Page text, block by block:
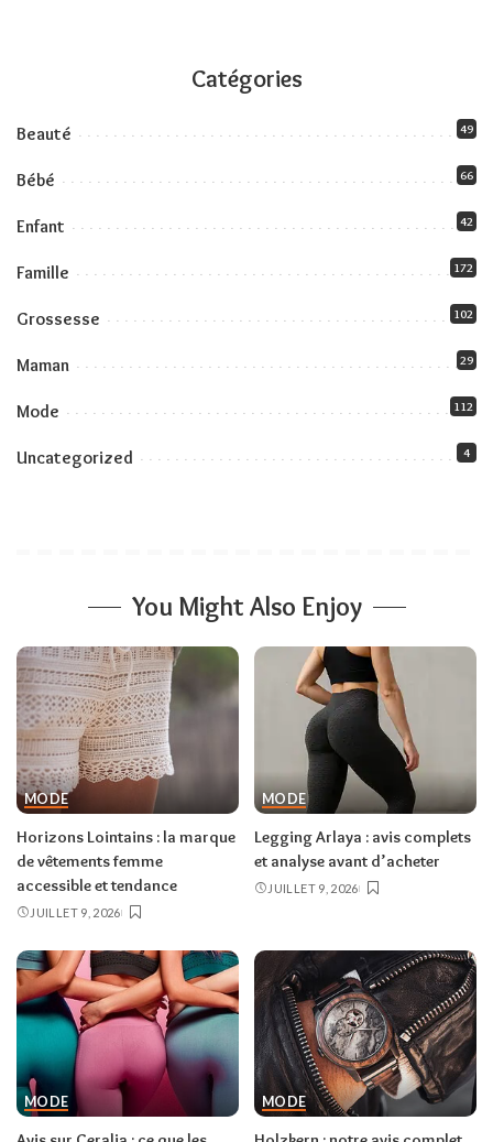
Catégories
Beauté 49
Bébé 66
Enfant 42
Famille 172
Grossesse 102
Maman 29
Mode 112
Uncategorized 4
You Might Also Enjoy
MODE
Horizons Lointains : la marque
de vêtements femme
accessible et tendance
JUILLET 9, 2026
MODE
Legging Arlaya : avis complets
et analyse avant d’acheter
JUILLET 9, 2026
MODE MODE